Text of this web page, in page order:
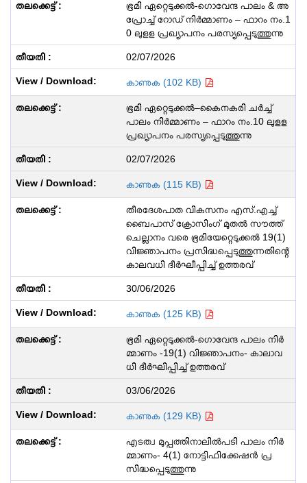
ഭൂമി ഏറ്റെടുക്കൽ-ഗൊവേന്ദ പാലം & അ
പ്രോച്ച് റോഡ് നിർമ്മാണം – ഫാറം നം.1
0 ലുളള പ്രഖ്യാപനം പരസ്യപ്പെടുത്തുന്നു
02/07/2026
കാണുക (102 KB)
ഭൂമി ഏറ്റെടുക്കൽ–കൈനകരി ചർച്ച്
പാലം നിർമ്മാണം – ഫാറം നം.10 ലുളള
പ്രഖ്യാപനം പരസ്യപ്പെടുത്തുന്നു
02/07/2026
കാണുക (115 KB)
തീരദേശപാത വികസനം എസ്.എച്ച്
ബൈപാസ് ക്രോസിംഗ് മുതൽ സൗത്ത്
ചെല്ലാനം വരെ ഭൂമിയേറ്റെടുക്കൽ 19(1)
വിജ്ഞാപനം പ്രസിദ്ധപ്പെടുത്തുന്നതിന്റെ
കാലവധി ദീർഘീപ്പിച്ച് ഉത്തരവ്
30/06/2026
കാണുക (125 KB)
ഭൂമി ഏറ്റെടുക്കൽ-ഗൊവേന്ദ പാലം നിർ
മ്മാണം -19(1) വിജ്ഞാപനം- കാലാവ
ധി ദീർഘിപ്പിച്ച് ഉത്തരവ്
03/06/2026
കാണുക (129 KB)
എടത്വ മുപ്പത്തിനാലിൽപടി പാലം നിർ
മ്മാണം- 4(1) നോട്ടിഫിക്കേഷൻ പ്ര
സിദ്ധപ്പെടുത്തുന്നു